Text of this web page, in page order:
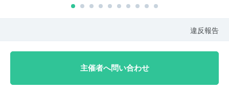
違反報告
主催者へ問い合わせ